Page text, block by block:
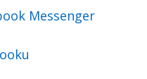
Messenger